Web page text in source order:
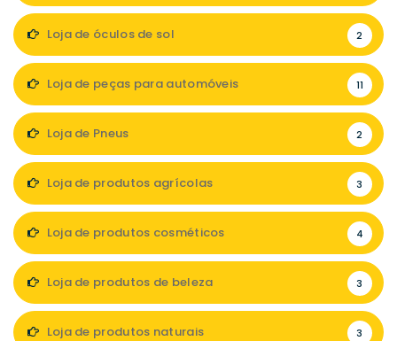
Loja de óculos de sol 2
Loja de peças para automóveis 11
Loja de Pneus 2
Loja de produtos agrícolas 3
Loja de produtos cosméticos 4
Loja de produtos de beleza 3
Loja de produtos naturais 3